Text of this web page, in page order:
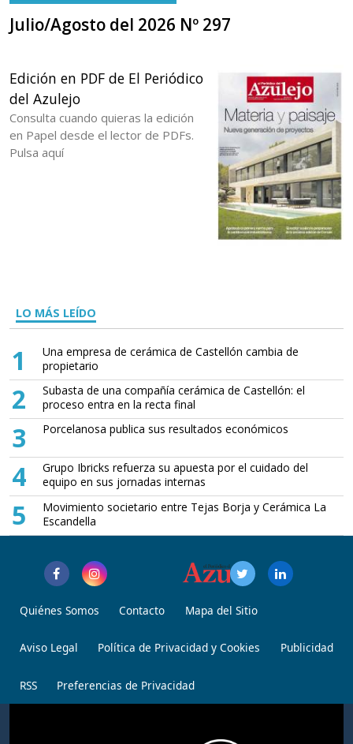
Julio/Agosto del 2026 Nº 297
Edición en PDF de El Periódico
del Azulejo
Consulta cuando quieras la edición
en Papel desde el lector de PDFs.
Pulsa aquí
LO MÁS LEÍDO
1
Una empresa de cerámica de Castellón cambia de
propietario
2
Subasta de una compañía cerámica de Castellón: el
proceso entra en la recta final
3 Porcelanosa publica sus resultados económicos
4
Grupo Ibricks refuerza su apuesta por el cuidado del
equipo en sus jornadas internas
5
Movimiento societario entre Tejas Borja y Cerámica La
Escandella
Quiénes Somos Contacto Mapa del Sitio
Aviso Legal Política de Privacidad y Cookies Publicidad
RSS Preferencias de Privacidad